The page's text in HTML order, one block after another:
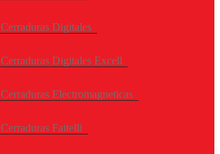
Cerraduras Digitales
Cerraduras Digitales Excell
Cerraduras Electromagneticas
Cerraduras Faitelli